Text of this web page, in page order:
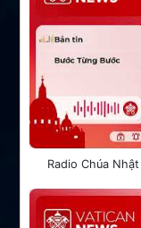
Radio Chúa